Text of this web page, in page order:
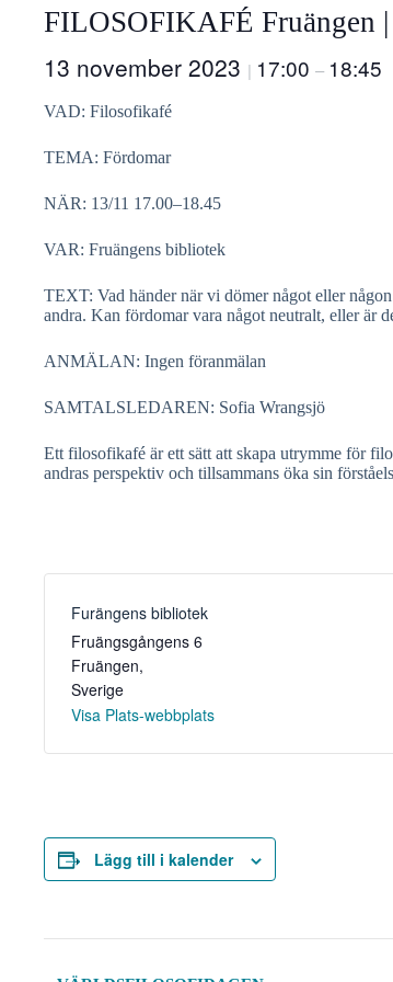
FILOSOFIKAFÉ Fruängen
13 november 2023 | 17:00 – 18:45
VAD: Filosofikafé
TEMA: Fördomar
NÄR: 13/11 17.00–18.45
VAR: Fruängens bibliotek
TEXT: Vad händer när vi dömer något eller
andra. Kan fördomar vara något neutralt, eller är
ANMÄLAN: Ingen föranmälan
SAMTALSLEDAREN: Sofia Wrangsjö
Ett filosofikafé är ett sätt att skapa utrymme för
andras perspektiv och tillsammans öka sin
Furängens bibliotek
Fruängsgångens 6
Fruängen,
Sverige
Visa Plats-webbplats
Lägg till i kalender